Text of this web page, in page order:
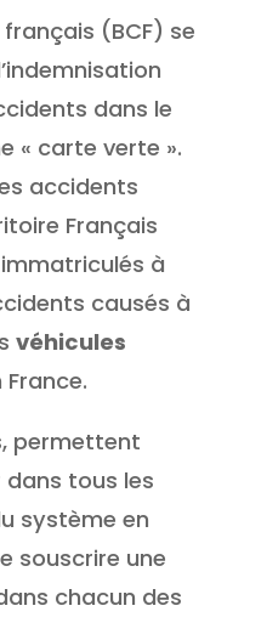
(BCF) se
dans le
« carte verte ».
accidents
Français
à
causés à
véhicules
France.
permettent
tous les
système en
souscrire une
chacun des